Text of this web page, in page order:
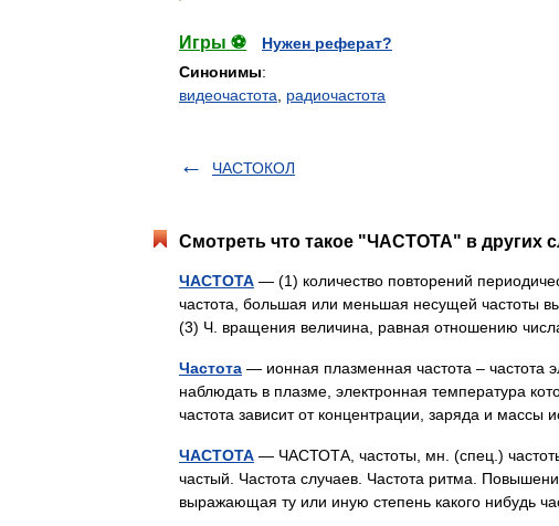
Игры ⚽
Нужен реферат?
Синонимы:
видеочастота
радиочастота
ЧАСТОКОЛ
Смотреть что такое "ЧАСТОТА" в других
ЧАСТОТА — (1) количество повторений
частота, большая или меньшая несущей частоты
(3) Ч. вращения величина, равная отношению
Частота — ионная плазменная частота – частота
наблюдать в плазме, электронная температура
частота зависит от концентрации, заряда и
ЧАСТОТА — ЧАСТОТА, частоты, мн. (спец.)
частый. Частота случаев. Частота ритма.
выражающая ту или иную степень какого нибудь